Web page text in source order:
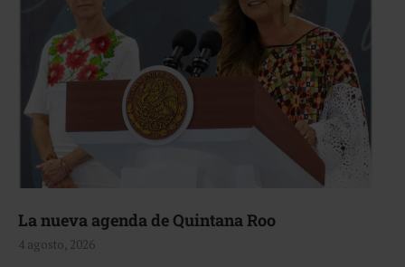
La nueva agenda de Quintana Roo
4 agosto, 2026